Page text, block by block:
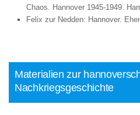
Chaos. Hannover 1945-1949.
Felix zur Nedden: Hannover.
Materialien zur
Nachkriegsgeschichte